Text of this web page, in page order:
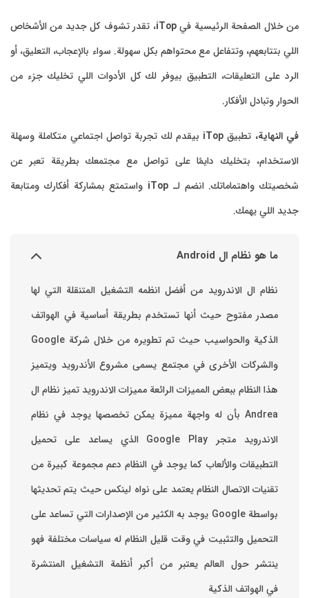
من خلال الصفحة الرئيسية فيiTop، تقدر تشوف كل جديد من الأشخاص
اللي بتتابعهم، وتتفاعل مع محتواهم بكل سهولة. سواء بالإعجاب، التعليق، أو
الرد على التعليقات، التطبيق بيوفر لك كل الأدوات اللي تخليك جزء من
الحوار وتبادل الأفكار.
في النهاية، تطبيق iTop بيقدم لك تجربة تواصل اجتماعي متكاملة وسهلة
الاستخدام، بتخليك دايمًا على تواصل مع مجتمعك بطريقة تعبر عن
شخصيتك واهتماماتك. انضم لـ iTop واستمتع بمشاركة أفكارك ومتابعة
جديد اللي يهمك.
ما هو نظام ال Android
نظام ال الاندرويد من أفضل انظمه التشغيل المتنقلة التي لها
مصدر مفتوح حيث أنها تستخدم بطريقة أساسية في الهواتف
والشركات الأخرى في مجتمع يسمى مشروع الأندرويد ويتميز
هذا النظام ببعض المميزات الرائعة ‏مميزات الاندرويد ‏تميز نظام ال
Andrea بأن له واجهة مميزة يمكن تخصصها ‏يوجد في نظام
الاندرويد متجر Google Play الذي يساعد على تحميل
التطبيقات والألعاب ‏كما يوجد في النظام دعم مجموعة كبيرة من
تقنيات الاتصال ‏النظام يعتمد على نواه لينكس حيث يتم تحديثها
بواسطة ‫Google‬ ‏يوجد به الكثير من الإصدارات التي تساعد على
التحميل والتثبيت في وقت قليل ‏النظام له سياسات مختلفة فهو
ينتشر حول العالم يعتبر من أكبر أنظمة التشغيل المنتشرة
في الهواتف الذكية